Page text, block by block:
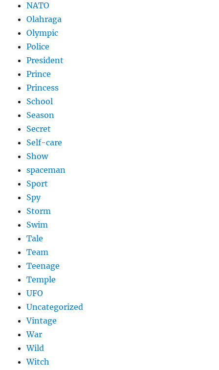
NATO
Olahraga
Olympic
Police
President
Prince
Princess
School
Season
Secret
Self-care
Show
spaceman
Sport
Spy
Storm
Swim
Tale
Team
Teenage
Temple
UFO
Uncategorized
Vintage
War
Wild
Witch